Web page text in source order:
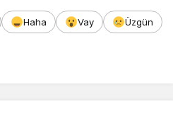
Haha Vay
Üzgün